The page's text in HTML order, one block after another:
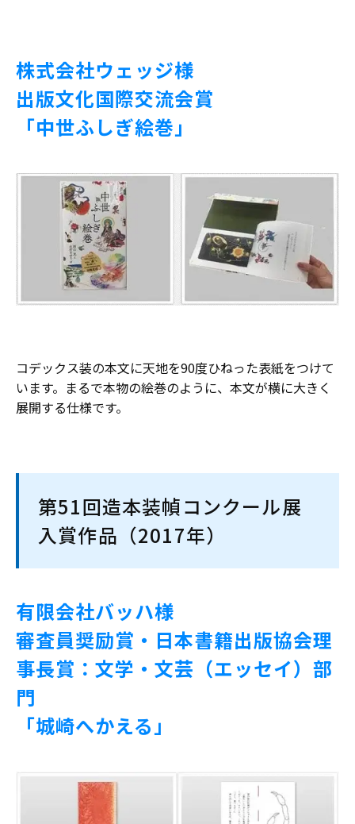
株式会社ウェッジ様
出版文化国際交流会賞
「中世ふしぎ絵巻」
コデックス装の本文に天地を90度ひねった表紙をつけて
います。まるで本物の絵巻のように、本文が横に大きく
展開する仕様です。
第51回造本装幀コンクール展
入賞作品（2017年）
有限会社バッハ様
審査員奨励賞・日本書籍出版協会理
事長賞：文学・文芸（エッセイ）部
門
「城崎へかえる」